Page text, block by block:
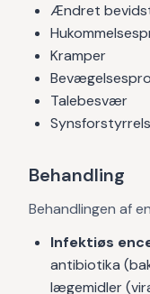
Ændret
Kramper
Talebesvær
Behandling
Behandlingen af
Infektiøs
antibiotika
lægemidler